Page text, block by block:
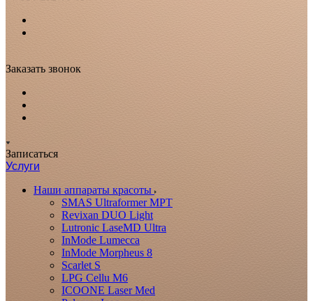
Заказать звонок
Записаться
Услуги
Наши аппараты красоты
SMAS Ultraformer MPT
Revixan DUO Light
Lutronic LaseMD Ultra
InMode Lumecca
InMode Morpheus 8
Scarlet S
LPG Cellu M6
ICOONE Laser Med